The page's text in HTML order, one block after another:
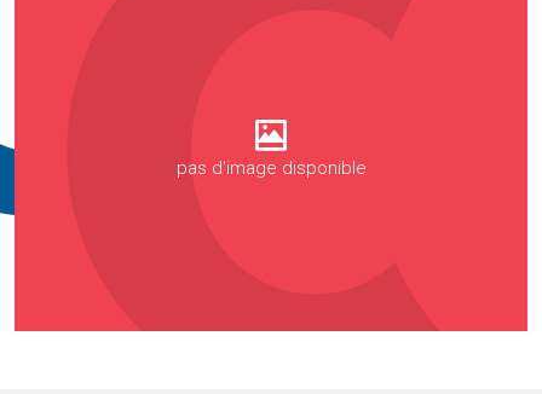
pas d'image disponible